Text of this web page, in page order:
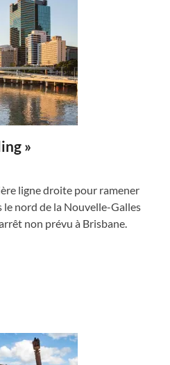
»
ligne droite pour ramener
le nord de la Nouvelle-Galles
non prévu à Brisbane.